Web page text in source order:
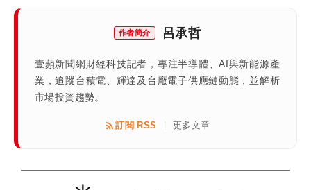
作者簡介 呂承哲
壹蘋新聞網財經科技記者，專注半導體、AI與新能源產
業，追蹤台積電、輝達及台廠電子供應鏈動態，並解析
市場投資趨勢。
訂閱 RSS 更多文章